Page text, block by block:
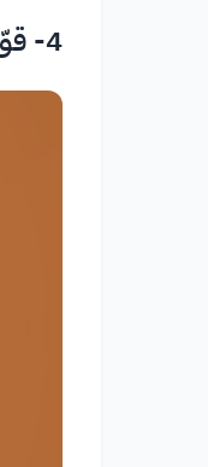
4- قوّة العادات